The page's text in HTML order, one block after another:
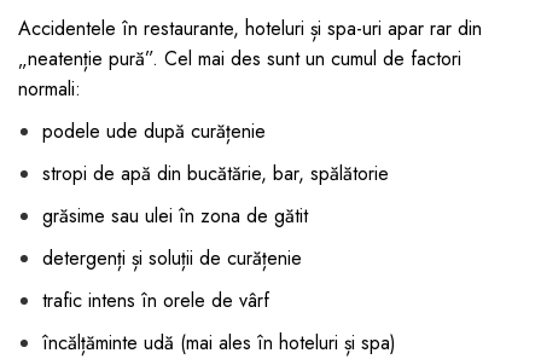
Accidentele în restaurante, hoteluri și spa-uri apar rar din
„neatenție pură”. Cel mai des sunt un cumul de factori
normali:
podele ude după curățenie
stropi de apă din bucătărie, bar, spălătorie
grăsime sau ulei în zona de gătit
detergenți și soluții de curățenie
trafic intens în orele de vârf
încălțăminte udă (mai ales în hoteluri și spa)